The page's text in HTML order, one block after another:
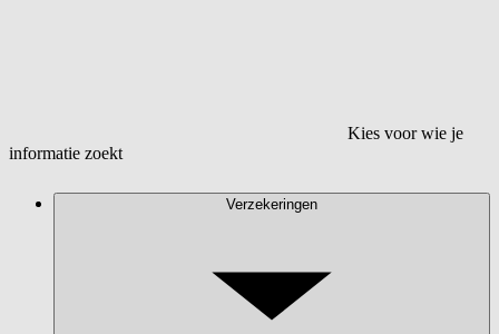
Kies voor wie je
informatie zoekt
Verzekeringen